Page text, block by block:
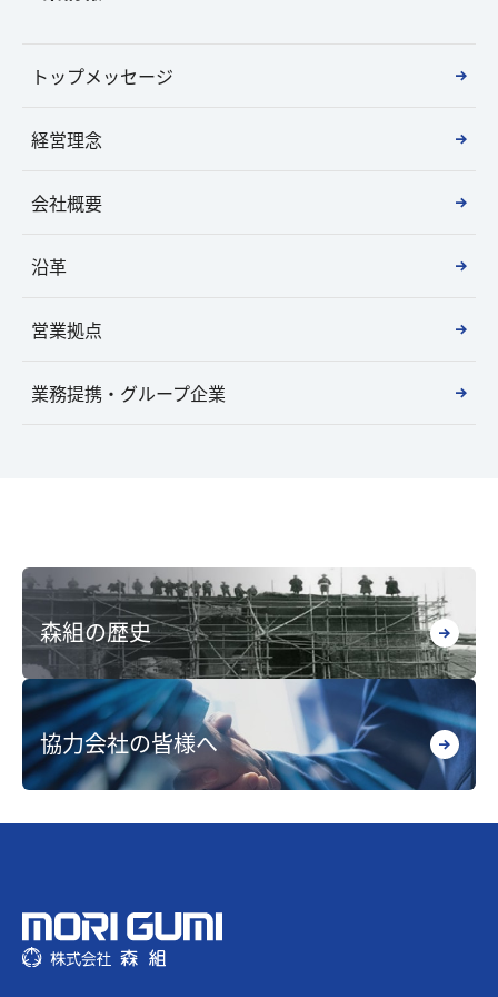
トップメッセージ
経営理念
会社概要
沿革
営業拠点
業務提携・グループ企業
森組の歴史
協力会社の皆様へ